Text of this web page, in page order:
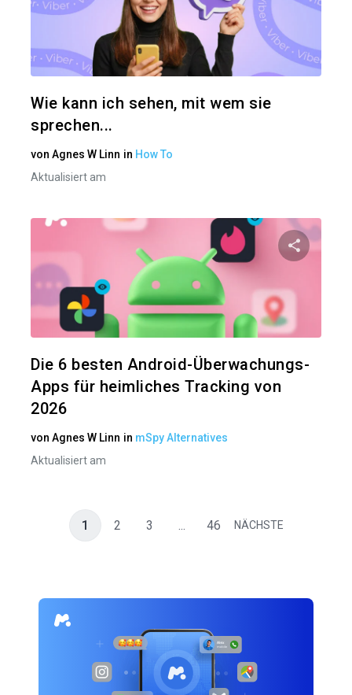
Wie kann ich sehen, mit wem sie
sprechen...
von Agnes W Linn in How To
Aktualisiert am
Die 6 besten Android-Überwachungs-
Apps für heimliches Tracking von
2026
von Agnes W Linn in mSpy Alternatives
Aktualisiert am
1 2 3 ... 46 NÄCHSTE